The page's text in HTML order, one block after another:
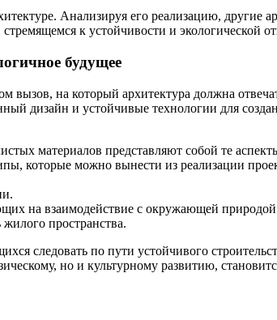
Анализируя его реализацию,
к устойчивости и экологической
будущее
вызов, на который архитектура должна
дизайн и устойчивые технологии для
материалов представляют собой те
которые можно вынести из реализации
на взаимодействие с окружающей
пространства.
следовать по пути устойчивого
но и культурному развитию,